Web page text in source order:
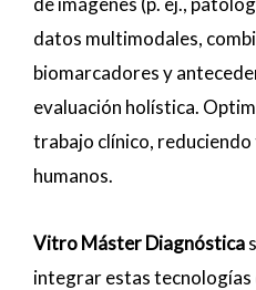
datos multimodales,
biomarcadores y
evaluación holística.
trabajo clínico,
humanos.
Vitro Máster Diagnóstica
integrar estas tecnologías